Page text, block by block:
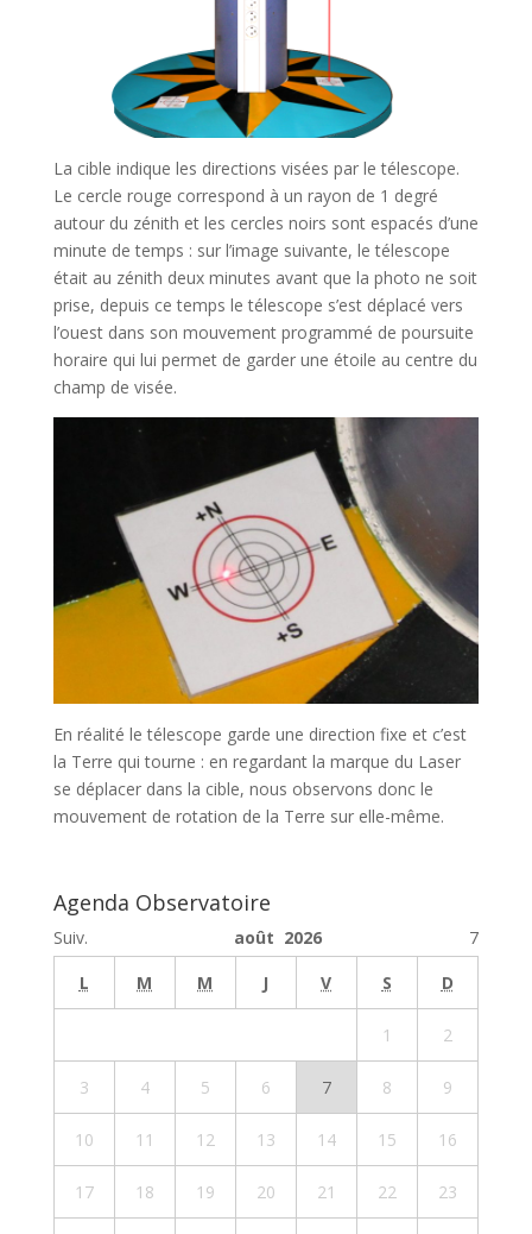
La cible indique les directions visées par le télescope.
Le cercle rouge correspond à un rayon de 1 degré
autour du zénith et les cercles noirs sont espacés d’une
minute de temps : sur l’image suivante, le télescope
était au zénith deux minutes avant que la photo ne soit
prise, depuis ce temps le télescope s’est déplacé vers
l’ouest dans son mouvement programmé de poursuite
horaire qui lui permet de garder une étoile au centre du
champ de visée.
En réalité le télescope garde une direction fixe et c’est
la Terre qui tourne : en regardant la marque du Laser
se déplacer dans la cible, nous observons donc le
mouvement de rotation de la Terre sur elle-même.
Agenda Observatoire
Suiv. 7
août 2026
L
M M J V S D
1 2
3 4 5 6 7 8 9
10 11 12 13 14 15 16
17 18 19 20 21 22 23